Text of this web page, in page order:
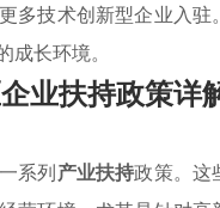
多技术创新型企业入
长环境。
业扶持政策详
系列产业扶持政策。这